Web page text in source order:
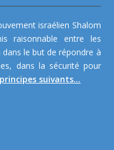
israélien Shalom
raisonnable entre les
dans le but de répondre à
dans la sécurité pour
suivants...